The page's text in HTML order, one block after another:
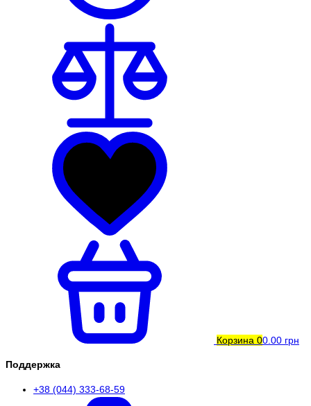
Корзина 00.00 грн
Поддержка
+38 (044) 333-68-59